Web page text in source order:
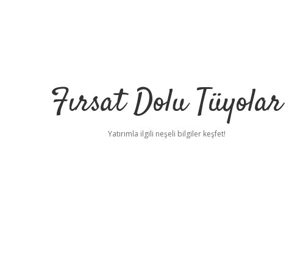
Fırsat Dolu Tüyolar
Yatırımla ilgili neşeli bilgiler keşfet!